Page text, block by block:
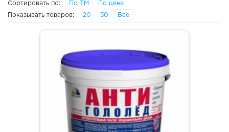
Сортировать по: По ТМ По цене
Показывать товаров: 20 50 Все